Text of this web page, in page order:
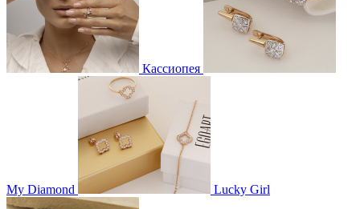
Кассиопея
My Diamond Lucky Girl